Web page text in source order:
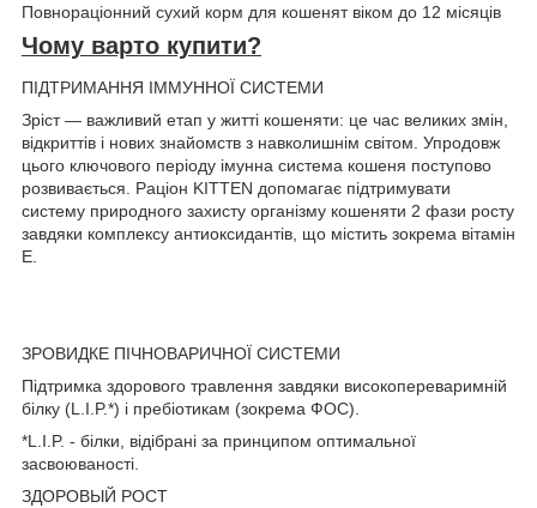
Повнораціонний сухий корм для кошенят віком до 12 місяців
Чому варто купити?
ПІДТРИМАННЯ ІММУННОЇ СИСТЕМИ
Зріст — важливий етап у житті кошеняти: це час великих змін,
відкриттів і нових знайомств з навколишнім світом. Упродовж
цього ключового періоду імунна система кошеня поступово
розвивається. Раціон KITTEN допомагає підтримувати
систему природного захисту організму кошеняти 2 фази росту
завдяки комплексу антиоксидантів, що містить зокрема вітамін
Е.
ЗРОВИДКЕ ПІЧНОВАРИЧНОЇ СИСТЕМИ
Підтримка здорового травлення завдяки високопереваримній
білку (L.I.P.*) і пребіотикам (зокрема ФОС).
*L.I.P. - білки, відібрані за принципом оптимальної
засвоюваності.
ЗДОРОВЫЙ РОСТ